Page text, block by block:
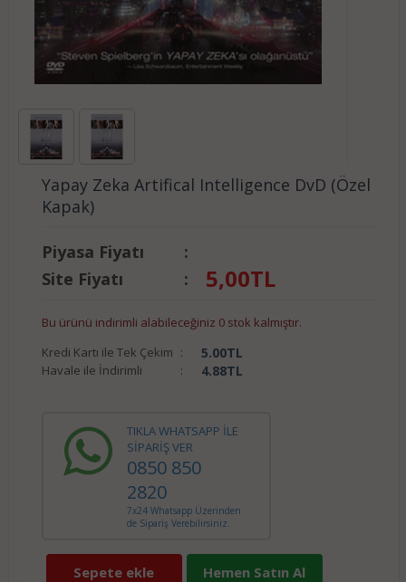
Yapay Zeka Artifical Intelligence DvD (Özel
Kapak)
Piyasa Fiyatı
:
Site Fiyatı
: 5,00TL
Bu ürünü indirimli alabileceğiniz 0 stok kalmıştır.
Kredi Kartı ile Tek Çekim : 5.00TL
Havale ile İndirimli : 4.88TL
TIKLA WHATSAPP İLE
SİPARİŞ VER
0850 850
2820
7x24 Whatsapp Üzerinden
de Sipariş Verebilirsiniz.
Sepete ekle Hemen Satın Al